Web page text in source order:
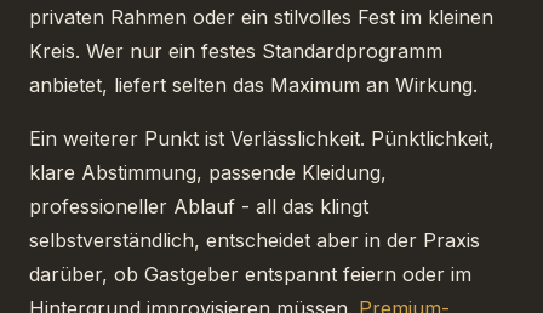
privaten Rahmen oder ein stilvolles Fest im kleinen
Kreis. Wer nur ein festes Standardprogramm
anbietet, liefert selten das Maximum an Wirkung.
Ein weiterer Punkt ist Verlässlichkeit. Pünktlichkeit,
klare Abstimmung, passende Kleidung,
professioneller Ablauf - all das klingt
selbstverständlich, entscheidet aber in der Praxis
darüber, ob Gastgeber entspannt feiern oder im
Hintergrund improvisieren müssen. Premium-